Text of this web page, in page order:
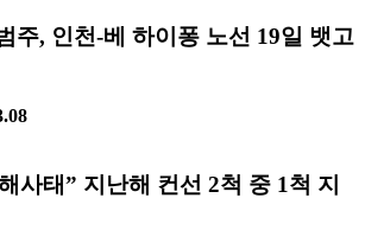
주, 인천-베 하이퐁 노선 19일 뱃고
사태” 지난해 컨선 2척 중 1척 지